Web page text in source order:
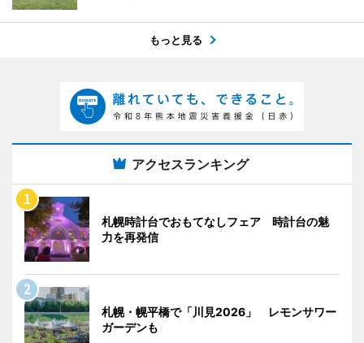
もっと見る
アクセスランキング
札幌時計台でおもてなしフェア 時計台の魅
力を再発信
札幌・幌平橋で「川見2026」 レモンサワー
ガーデンも